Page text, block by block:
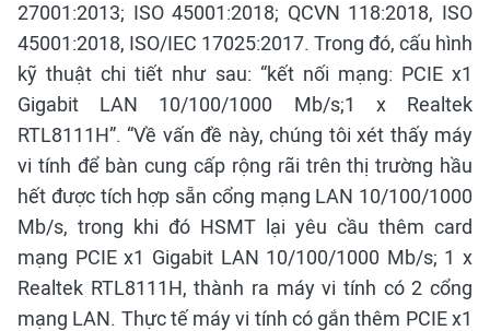
27001:2013; ISO 45001:2018; QCVN 118:2018, ISO
45001:2018, ISO/IEC 17025:2017. Trong đó, cấu hình
kỹ thuật chi tiết như sau: “kết nối mạng: PCIE x1
Gigabit LAN 10/100/1000 Mb/s;1 x Realtek
RTL8111H”. “Về vấn đề này, chúng tôi xét thấy máy
vi tính để bàn cung cấp rộng rãi trên thị trường hầu
hết được tích hợp sẵn cổng mạng LAN 10/100/1000
Mb/s, trong khi đó HSMT lại yêu cầu thêm card
mạng PCIE x1 Gigabit LAN 10/100/1000 Mb/s; 1 x
Realtek RTL8111H, thành ra máy vi tính có 2 cổng
mạng LAN. Thực tế máy vi tính có gắn thêm PCIE x1